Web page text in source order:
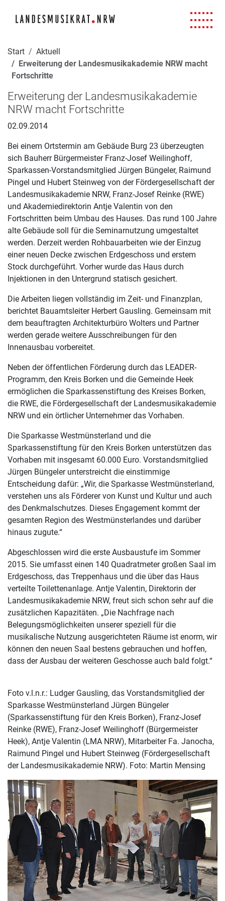
Start
Aktuell
Erweiterung der Landesmusikakademie NRW macht
Fortschritte
Erweiterung der Landesmusikakademie
NRW macht Fortschritte
02.09.2014
Bei einem Ortstermin am Gebäude Burg 23 überzeugten
sich Bauherr Bürgermeister Franz-Josef Weilinghoff,
Sparkassen-Vorstandsmitglied Jürgen Büngeler, Raimund
Pingel und Hubert Steinweg von der Fördergesellschaft der
Landesmusikakademie NRW, Franz-Josef Reinke (RWE)
und Akademiedirektorin Antje Valentin von den
Fortschritten beim Umbau des Hauses. Das rund 100 Jahre
alte Gebäude soll für die Seminarnutzung umgestaltet
werden. Derzeit werden Rohbauarbeiten wie der Einzug
einer neuen Decke zwischen Erdgeschoss und erstem
Stock durchgeführt. Vorher wurde das Haus durch
Injektionen in den Untergrund statisch gesichert.
Die Arbeiten liegen vollständig im Zeit- und Finanzplan,
berichtet Bauamtsleiter Herbert Gausling. Gemeinsam mit
dem beauftragten Architekturbüro Wolters und Partner
werden gerade weitere Ausschreibungen für den
Innenausbau vorbereitet.
Neben der öffentlichen Förderung durch das LEADER-
Programm, den Kreis Borken und die Gemeinde Heek
ermöglichen die Sparkassenstiftung des Kreises Borken,
die RWE, die Fördergesellschaft der Landesmusikakademie
NRW und ein örtlicher Unternehmer das Vorhaben.
Die Sparkasse Westmünsterland und die
Sparkassenstiftung für den Kreis Borken unterstützen das
Vorhaben mit insgesamt 60.000 Euro. Vorstandsmitglied
Jürgen Büngeler unterstreicht die einstimmige
Entscheidung dafür: „Wir, die Sparkasse Westmünsterland,
verstehen uns als Förderer von Kunst und Kultur und auch
des Denkmalschutzes. Dieses Engagement kommt der
gesamten Region des Westmünsterlandes und darüber
hinaus zugute.“
Abgeschlossen wird die erste Ausbaustufe im Sommer
2015. Sie umfasst einen 140 Quadratmeter großen Saal im
Erdgeschoss, das Treppenhaus und die über das Haus
verteilte Toilettenanlage. Antje Valentin, Direktorin der
Landesmusikakademie NRW, freut sich schon sehr auf die
zusätzlichen Kapazitäten. „Die Nachfrage nach
Belegungsmöglichkeiten unserer speziell für die
musikalische Nutzung ausgerichteten Räume ist enorm, wir
können den neuen Saal bestens gebrauchen und hoffen,
dass der Ausbau der weiteren Geschosse auch bald folgt.“
Foto v.l.n.r.: Ludger Gausling, das Vorstandsmitglied der
Sparkasse Westmünsterland Jürgen Büngeler
(Sparkassenstiftung für den Kreis Borken), Franz-Josef
Reinke (RWE), Franz-Josef Weilinghoff (Bürgermeister
Heek), Antje Valentin (LMA NRW), Mitarbeiter Fa. Janocha,
Raimund Pingel und Hubert Steinweg (Fördergesellschaft
der Landesmusikakademie NRW). Foto: Martin Mensing